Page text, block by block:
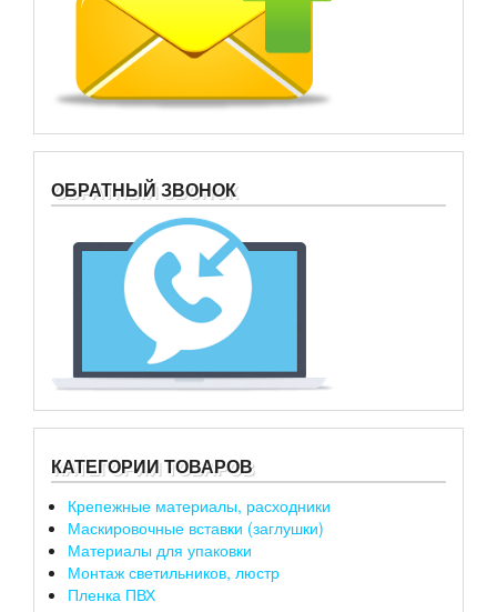
ОБРАТНЫЙ ЗВОНОК
КАТЕГОРИИ ТОВАРОВ
Крепежные материалы, расходники
Маскировочные вставки (заглушки)
Материалы для упаковки
Монтаж светильников, люстр
Пленка ПВХ